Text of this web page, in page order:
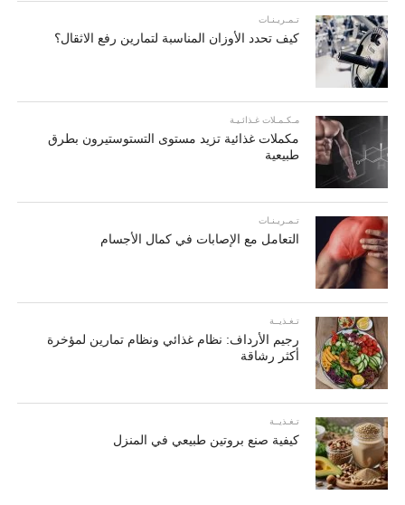
تـمـريـنـات
كيف تحدد الأوزان المناسبة لتمارين رفع الاثقال؟
مـكـمـلات غـذائـيـة
مكملات غذائية تزيد مستوى التستوستيرون بطرق
طبيعية
تـمـريـنـات
التعامل مع الإصابات في كمال الأجسام
تـغـذيــة
رجيم الأرداف: نظام غذائي ونظام تمارين لمؤخرة
أكثر رشاقة
تـغـذيــة
كيفية صنع بروتين طبيعي في المنزل